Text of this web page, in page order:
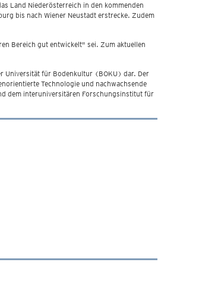
Land Niederösterreich in den kommenden
bis nach Wiener Neustadt erstrecke. Zudem
Bereich gut entwickelt" sei. Zum aktuellen
Universität für Bodenkultur (BOKU) dar. Der
Technologie und nachwachsende
dem interuniversitären Forschungsinstitut für